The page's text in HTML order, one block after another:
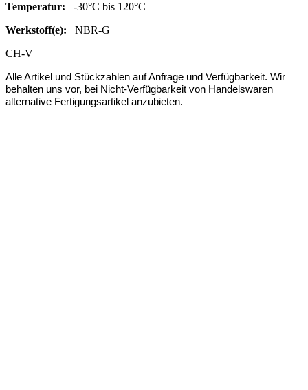
Temperatur: -30°C bis 120°C
Werkstoff(e): NBR-G
CH-V
Alle Artikel und Stückzahlen auf Anfrage und Verfügbarkeit. Wir
behalten uns vor, bei Nicht-Verfügbarkeit von Handelswaren
alternative Fertigungsartikel anzubieten.